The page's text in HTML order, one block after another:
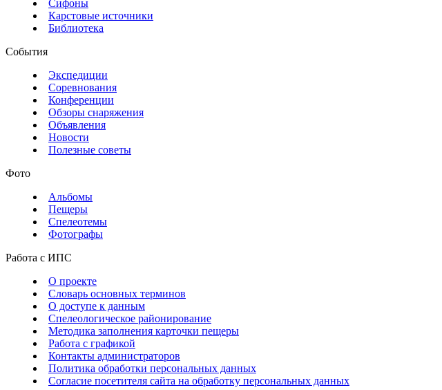
Сифоны
Карстовые источники
Библиотека
События
Экспедиции
Соревнования
Конференции
Обзоры снаряжения
Объявления
Новости
Полезные советы
Фото
Альбомы
Пещеры
Спелеотемы
Фотографы
Работа с ИПС
О проекте
Словарь основных терминов
О доступе к данным
Спелеологическое районирование
Методика заполнения карточки пещеры
Работа с графикой
Контакты администраторов
Политика обработки персональных данных
Согласие посетителя сайта на обработку персональных данных